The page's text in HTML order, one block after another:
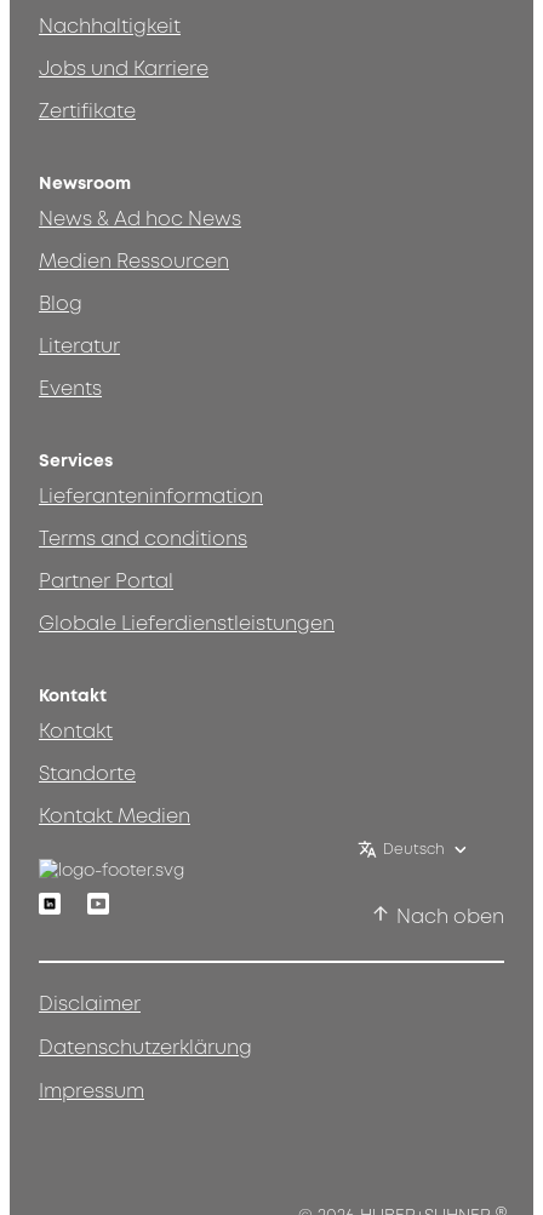
Nachhaltigkeit
Jobs und Karriere
Zertifikate
Newsroom
News & Ad hoc News
Medien Ressourcen
Blog
Literatur
Events
Services
Lieferanteninformation
Terms and conditions
Partner Portal
Globale Lieferdienstleistungen
Kontakt
Kontakt
Standorte
Kontakt Medien
Deutsch
LinkedinYoutube
Nach oben
Disclaimer
Datenschutzerklärung
Impressum